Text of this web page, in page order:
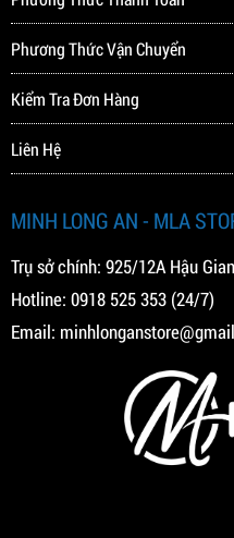
Phương Thức Vận Chuyển
Kiểm Tra Đơn Hàng
Liên Hệ
MINH LONG AN - MLA
Trụ sở chính: 925/12A Hậu
Hotline: 0918 525 353 (24/7)
Email: